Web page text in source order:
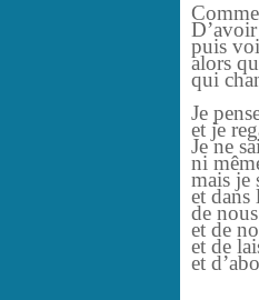
puis
alors
qui
Je
et je
Je ne
ni
mais je
et
de
et de
et de
et